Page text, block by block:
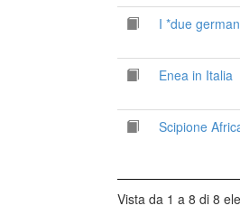
I *due
Enea in Italia
Scipione
Vista da 1 a 8 di 8